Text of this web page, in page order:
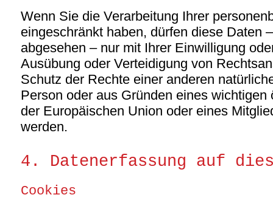
Wenn Sie die Verarbeitung Ihrer
eingeschränkt haben, dürfen diese Daten
abgesehen – nur mit Ihrer Einwilligung
Ausübung oder Verteidigung von
Schutz der Rechte einer anderen
Person oder aus Gründen eines wichtigen
der Europäischen Union oder eines
werden.
4. Datenerfassung auf
Cookies